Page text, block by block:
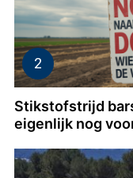
Stikstofstrijd
eigenlijk nog